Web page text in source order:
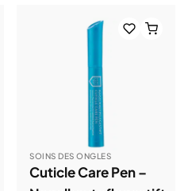
SOINS DES ONGLES
Cuticle Care Pen –